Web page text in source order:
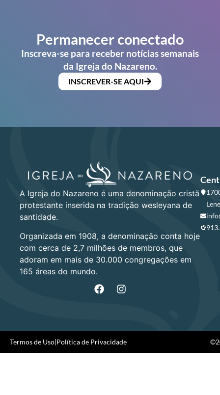
Permanecer conectado
Inscreva-se para receber notícias semanais
da Igreja do Nazareno.
INSCREVER-SE AQUI
A Igreja do Nazareno é uma denominação cristã
protestante inserida na tradição wesleyana de
santidade.
Organizada em 1908, a denominação conta hoje
com cerca de 2,7 milhões de membros, que
adoram em mais de 30.000 congregações em
165 áreas do mundo.
Termos de Uso|Política de Privacidade